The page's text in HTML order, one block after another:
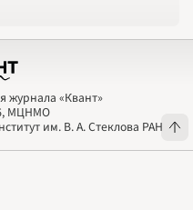
«Квант»
МЦНМО
им. В. А. Стеклова РАН
журнала «Квант»
МЦНМО
им. В. А. Стеклова РАН